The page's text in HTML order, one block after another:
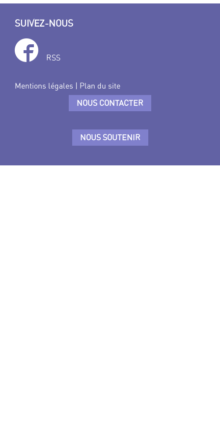
SUIVEZ-NOUS
RSS
Mentions légales | Plan du site
NOUS CONTACTER
NOUS SOUTENIR